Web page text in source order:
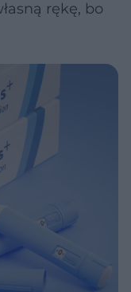
rękę, bo